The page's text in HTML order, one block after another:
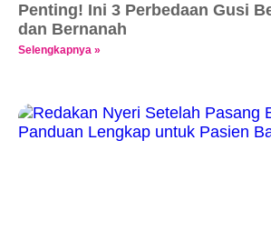
Penting! Ini 3 Perbedaan Gusi
dan Bernanah
Selengkapnya »